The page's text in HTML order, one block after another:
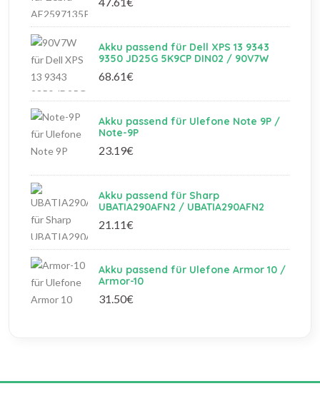
Akku passend für Dell XPS 13 9343
9350 JD25G 5K9CP DIN02 / 90V7W
68.61€
Akku passend für Ulefone Note 9P /
Note-9P
23.19€
Akku passend für Sharp
UBATIA290AFN2 / UBATIA290AFN2
21.11€
Akku passend für Ulefone Armor 10 /
Armor-10
31.50€